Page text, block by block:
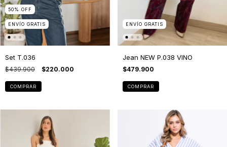
50% OFF
ENVÍO GRATIS
Set T.036
$439.900 $220.000
COMPRAR
ENVÍO GRATIS
Jean NEW P.038 VINO
$479.900
COMPRAR